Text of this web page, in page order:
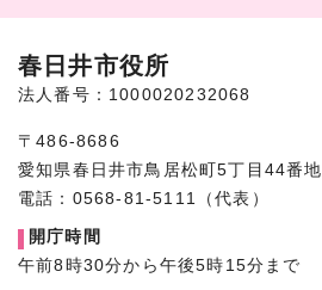
春日井市役所
法人番号：1000020232068
〒486-8686
愛知県春日井市鳥居松町5丁目44番地
電話：0568-81-5111（代表）
開庁時間
午前8時30分から午後5時15分まで